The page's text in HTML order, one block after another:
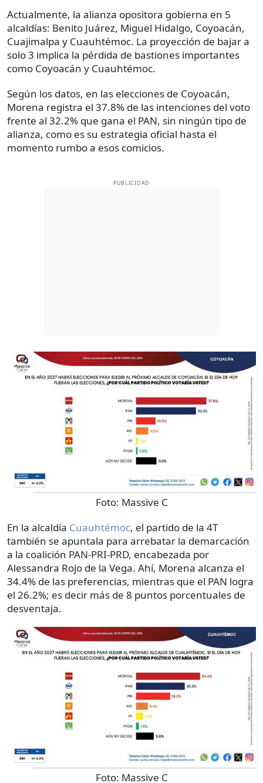
Actualmente, la alianza opositora gobierna en 5
alcaldías: Benito Juárez, Miguel Hidalgo, Coyoacán,
Cuajimalpa y Cuauhtémoc. La proyección de bajar a
solo 3 implica la pérdida de bastiones importantes
como Coyoacán y Cuauhtémoc.
Según los datos, en las elecciones de Coyoacán,
Morena registra el 37.8% de las intenciones del voto
frente al 32.2% que gana el PAN, sin ningún tipo de
alianza, como es su estrategia oficial hasta el
momento rumbo a esos comicios.
PUBLICIDAD
Foto: Massive C
En la alcaldía Cuauhtémoc, el partido de la 4T
también se apuntala para arrebatar la demarcación
a la coalición PAN-PRI-PRD, encabezada por
Alessandra Rojo de la Vega. Ahí, Morena alcanza el
34.4% de las preferencias, mientras que el PAN logra
el 26.2%; es decir más de 8 puntos porcentuales de
desventaja.
Foto: Massive C